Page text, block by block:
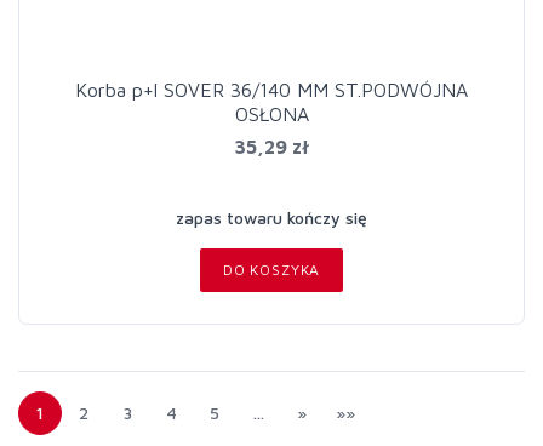
Korba p+l SOVER 36/140 MM ST.PODWÓJNA
OSŁONA
35,29 zł
zapas towaru kończy się
DO KOSZYKA
1 2 3 4 5 … » »»